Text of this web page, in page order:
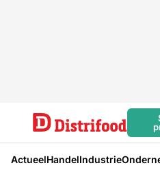
ActueelHandelIndustrie